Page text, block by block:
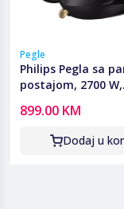
Pegle
Philips Pegla sa
postajom, 2700 W,
899.00 KM
Dodaj u